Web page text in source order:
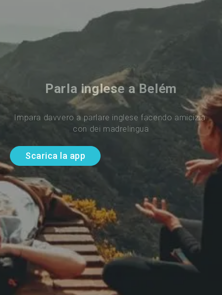
Parla inglese a Belém
Impara davvero a parlare inglese facendo amicizia
con dei madrelingua
Scarica la app